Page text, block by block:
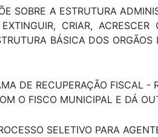
SOBRE A ESTRUTURA
CRIAR, ACRESCER
BÁSICA DOS
DE RECUPERAÇÃO FISCAL -
O FISCO MUNICIPAL E DÁ
SELETIVO PARA